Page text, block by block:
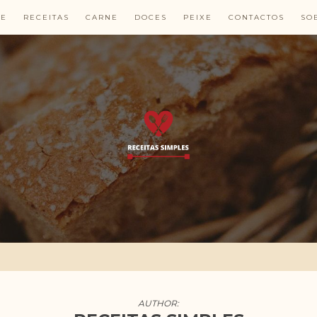
RECEITAS CARNE DOCES PEIXE CONTACTOS
AUTHOR: